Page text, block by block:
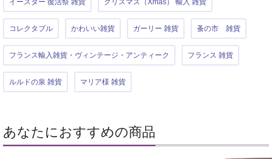
イースター 復活祭 雑貨 クリスマス（Xmas） 輸入 雑貨
コレクタブル かわいい雑貨 ガーリー 雑貨 蚤の市 雑貨
フランス輸入雑貨・ヴィンテージ・アンティーク フランス 雑貨
ルルドの泉 雑貨 マリア様 雑貨
あなたにおすすめの商品